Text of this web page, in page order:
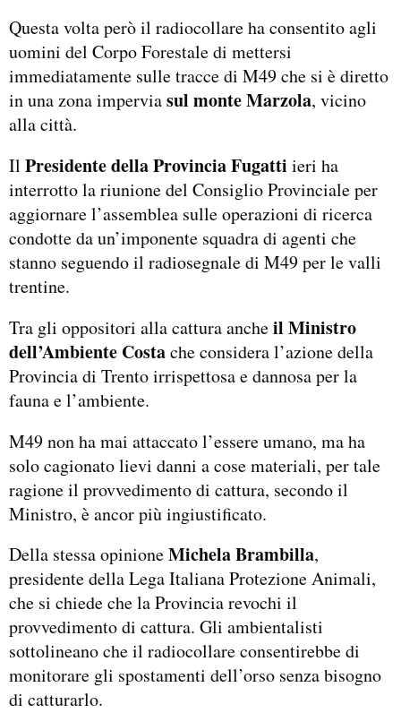
Questa volta però il radiocollare ha consentito agli
uomini del Corpo Forestale di mettersi
immediatamente sulle tracce di M49 che si è diretto
in una zona imperviasul monte Marzola, vicino
alla città.
Il Presidente della Provincia Fugatti ieri ha
interrotto la riunione del Consiglio Provinciale per
aggiornare l’assemblea sulle operazioni di ricerca
condotte da un’imponente squadra di agenti che
stanno seguendo il radiosegnale di M49 per le valli
trentine.
Tra gli oppositori alla cattura ancheil Ministro
dell’Ambiente Costache considera l’azione della
Provincia di Trento irrispettosa e dannosa per la
fauna e l’ambiente.
M49 non ha mai attaccato l’essere umano, ma ha
solo cagionato lievi danni a cose materiali, per tale
ragione il provvedimento di cattura, secondo il
Ministro, è ancor più ingiustificato.
Della stessa opinioneMichela Brambilla,
presidente della Lega Italiana Protezione Animali,
che si chiede che la Provincia revochi il
provvedimento di cattura. Gli ambientalisti
sottolineano che il radiocollare consentirebbe di
monitorare gli spostamenti dell’orso senza bisogno
di catturarlo.